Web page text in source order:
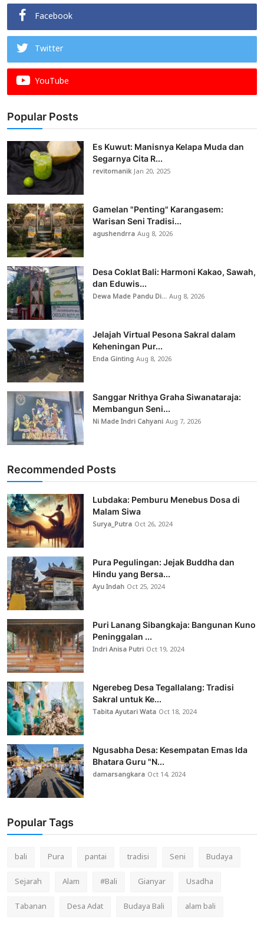
Facebook
Twitter
YouTube
Popular Posts
Es Kuwut: Manisnya Kelapa Muda dan
Segarnya Cita R...
revitomanikJan 20, 2025
Gamelan "Penting" Karangasem:
Warisan Seni Tradisi...
agushendrraAug 8, 2026
Desa Coklat Bali: Harmoni Kakao, Sawah,
dan Eduwis...
Dewa Made Pandu Di...Aug 8, 2026
Jelajah Virtual Pesona Sakral dalam
Keheningan Pur...
Enda GintingAug 8, 2026
Sanggar Nrithya Graha Siwanataraja:
Membangun Seni...
Ni Made Indri CahyaniAug 7, 2026
Recommended Posts
Lubdaka: Pemburu Menebus Dosa di
Malam Siwa
Surya_Putra Oct 26, 2024
Pura Pegulingan: Jejak Buddha dan
Hindu yang Bersa...
Ayu Indah Oct 25, 2024
Puri Lanang Sibangkaja: Bangunan Kuno
Peninggalan ...
Indri Anisa Putri Oct 19, 2024
Ngerebeg Desa Tegallalang: Tradisi
Sakral untuk Ke...
Tabita Ayutari Wata Oct 18, 2024
Ngusabha Desa: Kesempatan Emas Ida
Bhatara Guru "N...
damarsangkara Oct 14, 2024
Popular Tags
bali Pura pantai tradisi Seni
Budaya
Sejarah
Alam #Bali Gianyar
Usadha
Tabanan
Desa Adat Budaya Bali alam bali